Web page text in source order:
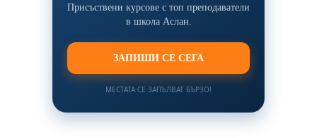
Присъствени курсове с топ преподаватели
в школа Аслан.
ЗАПИШИ СЕ СЕГА
МЕСТАТА СЕ ЗАПЪЛВАТ БЪРЗО!